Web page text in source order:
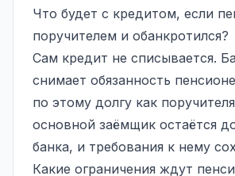
Что будет с кредитом, если
поручителем и обанкротился?
Сам кредит не списывается.
снимает обязанность
по этому долгу как
основной заёмщик остаётся
банка, и требования к нему
Какие ограничения ждут